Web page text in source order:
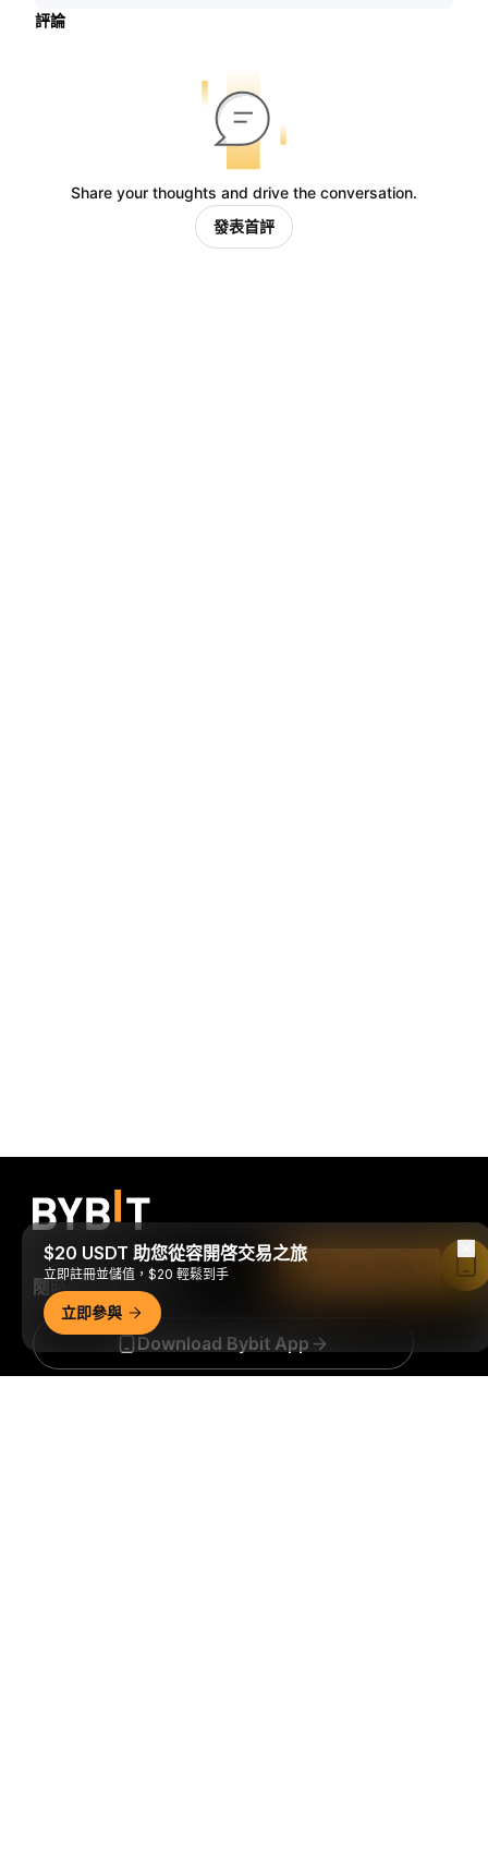
評論
Share your thoughts and drive the conversation.
發表首評
隨時隨地進行交易！
Download Bybit App
$20 USDT 助您從容開啓交易之旅
立即註冊並儲值，$20 輕鬆到手
立即參與